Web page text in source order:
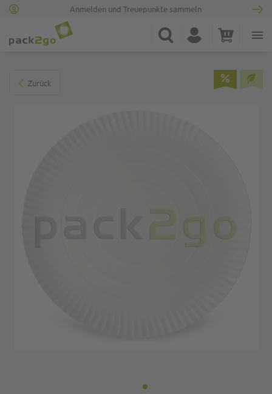
Anmelden und Treuepunkte sammeln
Suche Konto Warenkorb
Zurück